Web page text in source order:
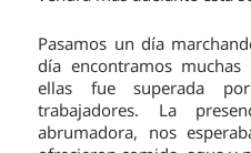
Pasamos un día
día encontramos
ellas fue superada
trabajadores. La
abrumadora, nos